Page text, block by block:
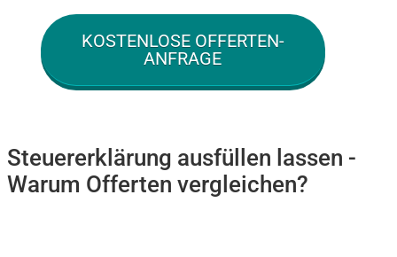
KOSTENLOSE OFFERTEN-
ANFRAGE
Steuererklärung ausfüllen lassen -
Warum Offerten vergleichen?